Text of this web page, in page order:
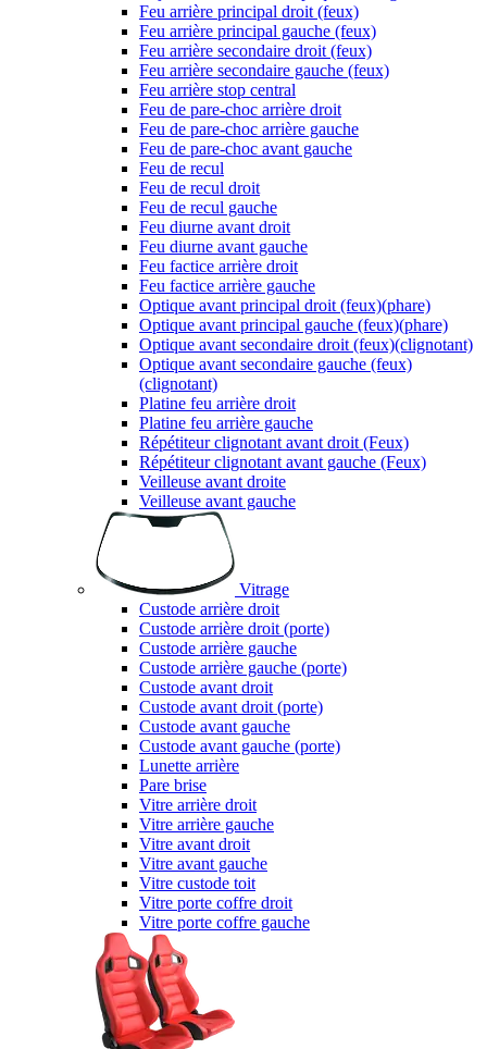
Feu arrière principal droit (feux)
Feu arrière principal gauche (feux)
Feu arrière secondaire droit (feux)
Feu arrière secondaire gauche (feux)
Feu arrière stop central
Feu de pare-choc arrière droit
Feu de pare-choc arrière gauche
Feu de pare-choc avant gauche
Feu de recul
Feu de recul droit
Feu de recul gauche
Feu diurne avant droit
Feu diurne avant gauche
Feu factice arrière droit
Feu factice arrière gauche
Optique avant principal droit (feux)(phare)
Optique avant principal gauche (feux)(phare)
Optique avant secondaire droit (feux)(clignotant)
Optique avant secondaire gauche (feux)
(clignotant)
Platine feu arrière droit
Platine feu arrière gauche
Répétiteur clignotant avant droit (Feux)
Répétiteur clignotant avant gauche (Feux)
Veilleuse avant droite
Veilleuse avant gauche
Vitrage
Custode arrière droit
Custode arrière droit (porte)
Custode arrière gauche
Custode arrière gauche (porte)
Custode avant droit
Custode avant droit (porte)
Custode avant gauche
Custode avant gauche (porte)
Lunette arrière
Pare brise
Vitre arrière droit
Vitre arrière gauche
Vitre avant droit
Vitre avant gauche
Vitre custode toit
Vitre porte coffre droit
Vitre porte coffre gauche